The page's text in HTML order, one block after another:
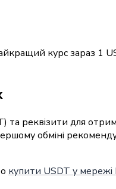
курс зараз 1
та реквізити для
обміні
купити USDT у мережі